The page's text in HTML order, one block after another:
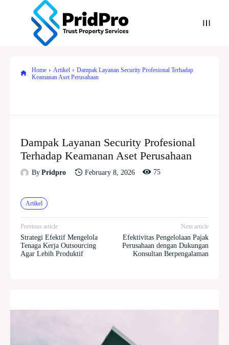
Home Artikel
Dampak Layanan Security Profesional Terhadap
Keamanan Aset Perusahaan
Dampak Layanan Security Profesional
Terhadap Keamanan Aset Perusahaan
By Pridpro February 8, 2026 75
Artikel
Previous article
Strategi Efektif Mengelola
Tenaga Kerja Outsourcing
Agar Lebih Produktif
Next article
Efektivitas Pengelolaan Pajak
Perusahaan dengan Dukungan
Konsultan Berpengalaman